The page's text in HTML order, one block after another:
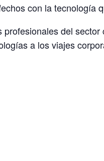
con la tecnología
profesionales del
a los viajes